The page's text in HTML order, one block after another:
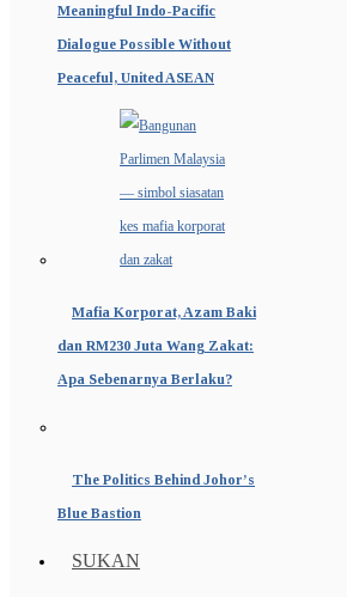
Meaningful Indo-Pacific
Dialogue Possible Without
Peaceful, United ASEAN
Mafia Korporat, Azam Baki
dan RM230 Juta Wang Zakat:
Apa Sebenarnya Berlaku?
The Politics Behind Johor’s
Blue Bastion
SUKAN